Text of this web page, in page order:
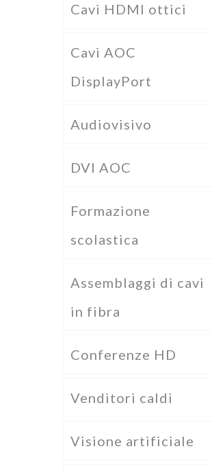
Cavi HDMI ottici
Cavi AOC
DisplayPort
Audiovisivo
DVI AOC
Formazione
scolastica
Assemblaggi di cavi
in fibra
Conferenze HD
Venditori caldi
Visione artificiale